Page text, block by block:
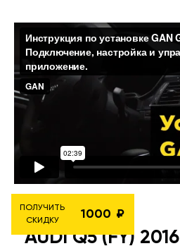
AUDI Q5 (FY)
ПОЛУЧИТЬ
СКИДКУ
1000